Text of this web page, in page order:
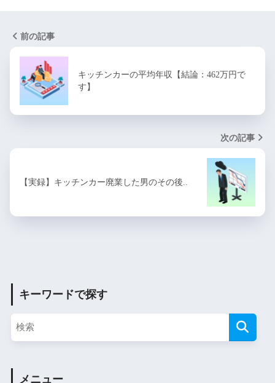
前の記事
キッチンカーの平均年収【結論：462万円で
す】
次の記事
【実録】キッチンカー廃業した男のその後..
キーワードで探す
メニュー